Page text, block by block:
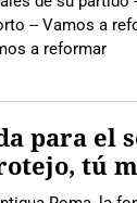
-- Vamos a
a reformar
para el
tú